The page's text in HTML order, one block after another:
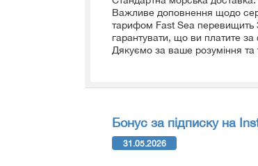
Важливе доповнення щодо
тарифом Fast Sea перевищить
гарантувати, що ви платите за
Дякуємо за ваше розуміння та
Бонус за підписку на
31.05.2026